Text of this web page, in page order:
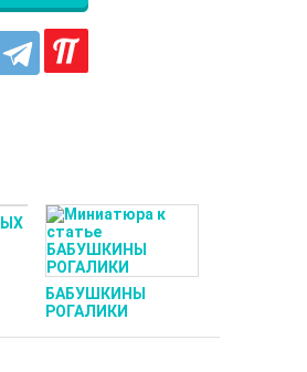
БАБУШКИНЫ
РОГАЛИКИ